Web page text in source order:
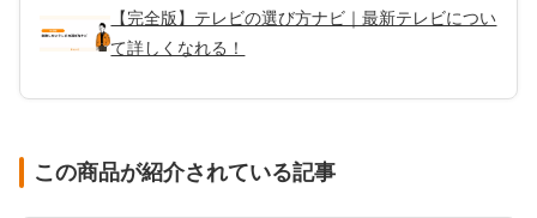
【完全版】テレビの選び方ナビ｜最新テレビについ
て詳しくなれる！
この商品が紹介されている記事